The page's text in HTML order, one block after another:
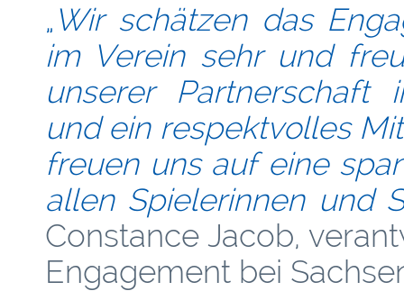
„Wir schätzen das
im Verein sehr und
unserer Partnerschaft
und ein respektvolles
freuen uns auf eine
allen Spielerinnen und
Constance Jacob,
Engagement bei